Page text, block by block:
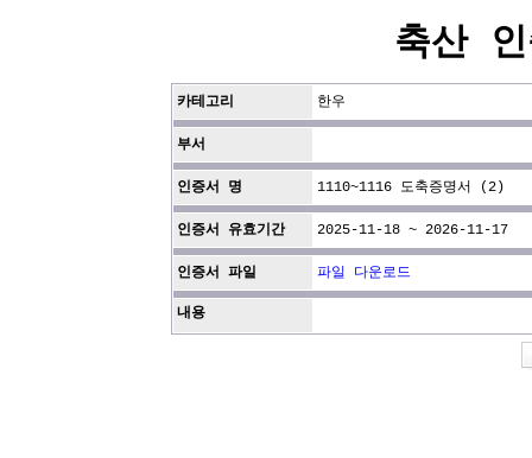
축산
카테고리 한우
부서
인증서 명 1110~1116 도축증명서 (2)
인증서 유효기간 2025-11-18 ~ 2026-11-17
인증서 파일 파일 다운로드
내용